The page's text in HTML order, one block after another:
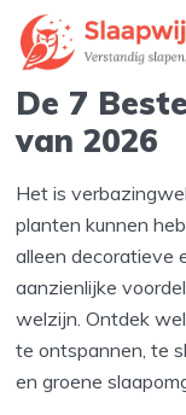
De 7
van 2026
Het is
planten kunnen
alleen decoratieve
aanzienlijke
welzijn. Ontdek
te ontspannen, te
en groene